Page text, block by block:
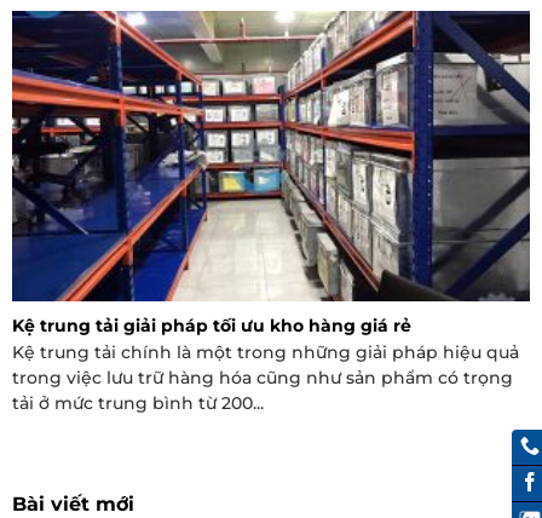
Kệ trung tải giải pháp tối ưu kho hàng giá rẻ
Kệ trung tải chính là một trong những giải pháp hiệu quả
trong việc lưu trữ hàng hóa cũng như sản phẩm có trọng
tải ở mức trung bình từ 200...
Bài viết mới